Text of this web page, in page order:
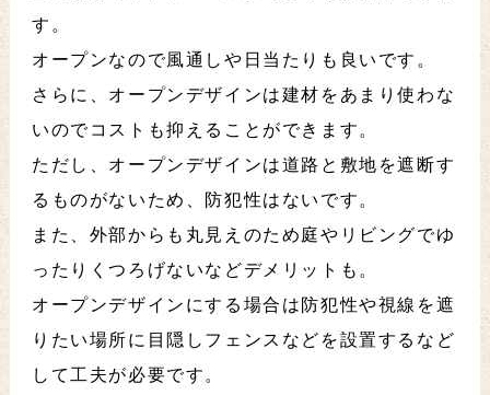
す。
オープンなので風通しや日当たりも良いです。
さらに、オープンデザインは建材をあまり使わな
いのでコストも抑えることができます。
ただし、オープンデザインは道路と敷地を遮断す
るものがないため、防犯性はないです。
また、外部からも丸見えのため庭やリビングでゆ
ったりくつろげないなどデメリットも。
オープンデザインにする場合は防犯性や視線を遮
りたい場所に目隠しフェンスなどを設置するなど
して工夫が必要です。